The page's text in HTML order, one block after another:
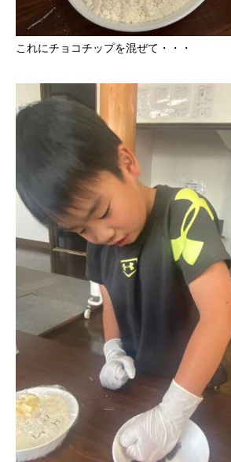
これにチョコチップを混ぜて・・・